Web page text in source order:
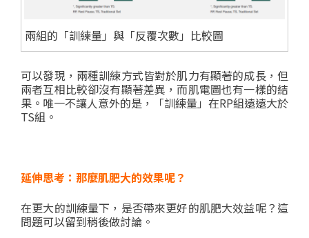
兩組的「訓練量」與「反覆次數」比較圖
可以發現，兩種訓練方式皆對於肌力有顯著的成長，但
兩者互相比較卻沒有顯著差異，而肌電圖也有一樣的結
果。唯一不讓人意外的是，「訓練量」在RP組遠遠大於
TS組。
延伸思考：那麼肌肥大的效果呢？
在更大的訓練量下，是否帶來更好的肌肥大效益呢？這
問題可以留到稍後做討論。